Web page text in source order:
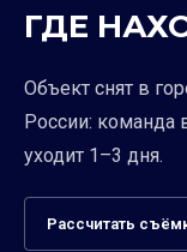
ГДЕ
Объект снят в
России: команда
уходит 1–3 дня.
Рассчитать